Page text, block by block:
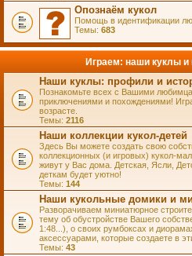
Опознаём кукол
Помощь в идентификации
Темы: 683
Играем: наши куклы и
Наши куклы: профили и
Познакомьте всех с Вашими
приключениями и похождениями!
возрасте.
Темы: 2116
Наши коллекции кукол-детей
Здесь Вы можете создать свою
коллекционных (и игровых) кукол-
живут у Вас дома. Детская, Ясли,
деткам будет уютно!
Темы: 144
Наши кукольные домики и
Разворачиваем миниатюрное
тему об обустройстве Вашего
1:48...), о своих румбоксах и
аксессуарами, которые создаете в
Темы: 43